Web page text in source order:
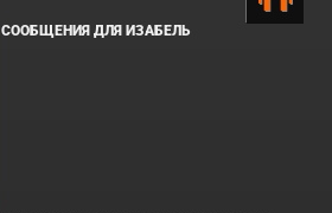
СООБЩЕНИЯ ДЛЯ ИЗАБЕЛЬ